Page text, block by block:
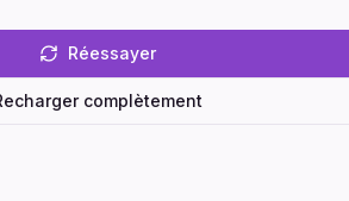
Réessayer
complètement